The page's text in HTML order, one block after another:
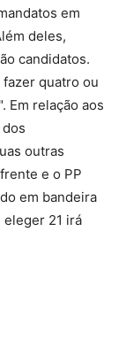
em
deles,
candidatos.
fazer quatro ou
Em relação aos
outras
e o PP
em bandeira
eleger 21 irá